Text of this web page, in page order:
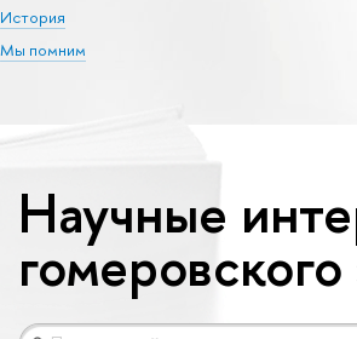
История
Мы помним
Научные